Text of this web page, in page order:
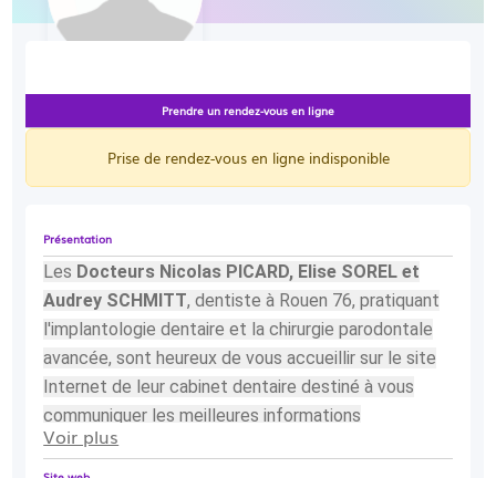
Présentation
Les Docteurs Nicolas PICARD, Elise SOREL et
Audrey SCHMITT, dentiste à Rouen 76, pratiquant
l'implantologie dentaire et la chirurgie parodontale
avancée, sont heureux de vous accueillir sur le site
Internet de leur cabinet dentairedestiné à vous
communiquer les meilleures informations
concernant la parodontologie
Voir plus
Prendre un rendez-vous en ligne
Prise de rendez-vous en ligne indisponible